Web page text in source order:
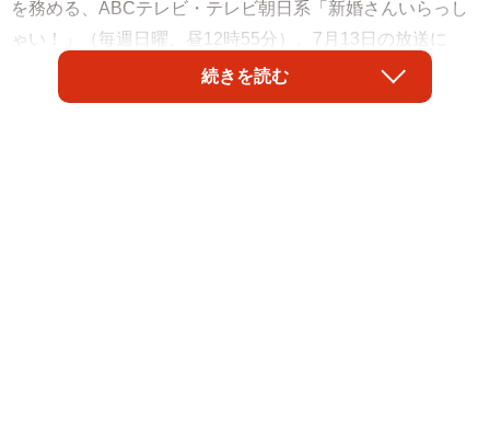
を務める、ABCテレビ・テレビ朝日系「新婚さんいらっし
ゃい！」（毎週日曜、昼12時55分）。7月13日の放送に
は、プロの囲碁棋士カップルが登場します。
続きを読む